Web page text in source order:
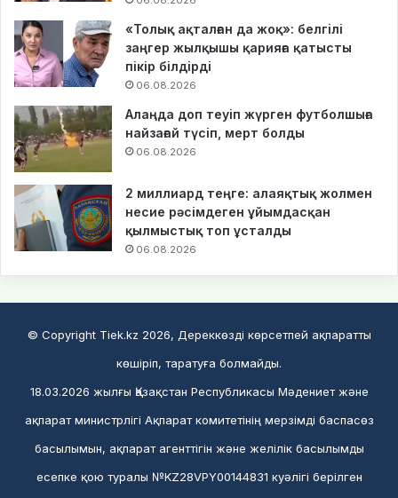
«Толық ақталған да жоқ»: белгілі
заңгер жылқышы қарияға қатысты
пікір білдірді
06.08.2026
Алаңда доп теуіп жүрген футболшыға
найзағай түсіп, мерт болды
06.08.2026
2 миллиард теңге: алаяқтық жолмен
несие рәсімдеген ұйымдасқан
қылмыстық топ ұсталды
06.08.2026
© Copyright Tiek.kz 2026, Дереккөзді көрсетпей ақпаратты
көшіріп, таратуға болмайды.
18.03.2026 жылғы Қазақстан Республикасы Мәдениет және
ақпарат министрлігі Ақпарат комитетінің мерзімді баспасөз
басылымын, ақпарат агенттігін және желілік басылымды
есепке қою туралы №KZ28VPY00144831 куәлігі берілген